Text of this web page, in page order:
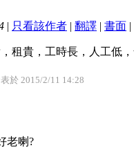
| 只看該作者 | 翻譯 | 書面 |
租貴，工時長，人工低
表於 2015/2/11 14:28
老喇?